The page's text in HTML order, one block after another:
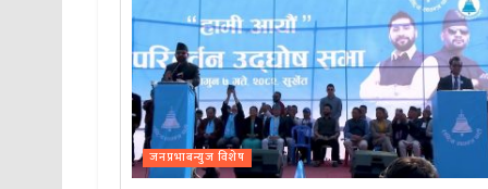
जनप्रभाबन्युज विशेष